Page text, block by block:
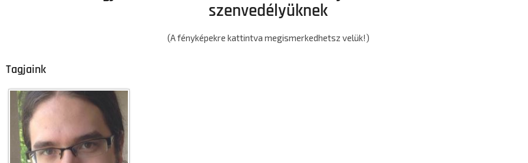
szenvedélyüknek
(A fényképekre kattintva megismerkedhetsz velük!)
Tagjaink